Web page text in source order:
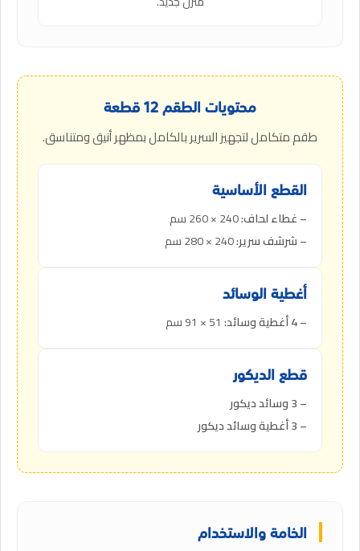
محتويات الطقم 12 قطعة
طقم متكامل لتجهيز السرير بالكامل بمظهر أنيق ومتناسق.
القطع الأساسية
– غطاء لحاف:
– شرشف سرير:
أغطية الوسائد
– 4 أغطية وسائد:
قطع الديكور
– 3 وسائد ديكور
– 3 أغطية وسائد ديكور
الخامة والاستخدام